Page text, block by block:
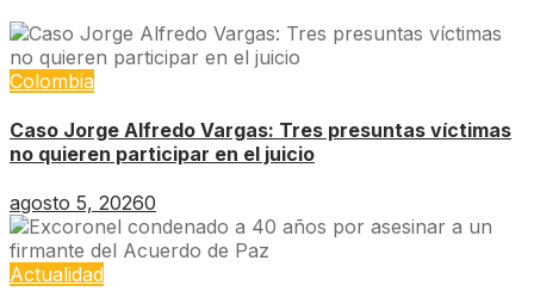
Colombia
Caso Jorge Alfredo Vargas: Tres presuntas víctimas
no quieren participar en el juicio
agosto 5, 20260
Actualidad